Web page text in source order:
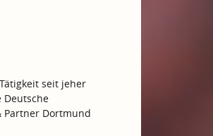
seit jeher
Partner Dortmund